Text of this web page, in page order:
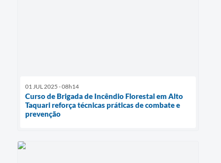
01 JUL 2025 - 08h14
Curso de Brigada de Incêndio Florestal em Alto
Taquari reforça técnicas práticas de combate e
prevenção